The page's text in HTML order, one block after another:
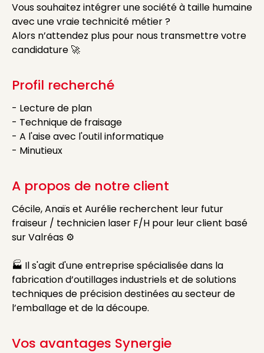
Vous souhaitez intégrer une société à taille humaine
avec une vraie technicité métier ?
Alors n’attendez plus pour nous transmettre votre
candidature 🚀
Profil recherché
- Lecture de plan
- Technique de fraisage
- A l'aise avec l'outil informatique
- Minutieux
A propos de notre client
Cécile, Anaïs et Aurélie recherchent leur futur
fraiseur / technicien laser F/H pour leur client basé
sur Valréas ⚙️
🏭 Il s'agit d'une entreprise spécialisée dans la
fabrication d’outillages industriels et de solutions
techniques de précision destinées au secteur de
l’emballage et de la découpe.
Vos avantages Synergie